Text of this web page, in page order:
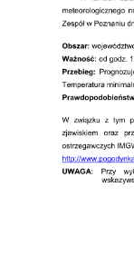
podmiotów
oraz innych
pośredników
wiadomości, ofert,